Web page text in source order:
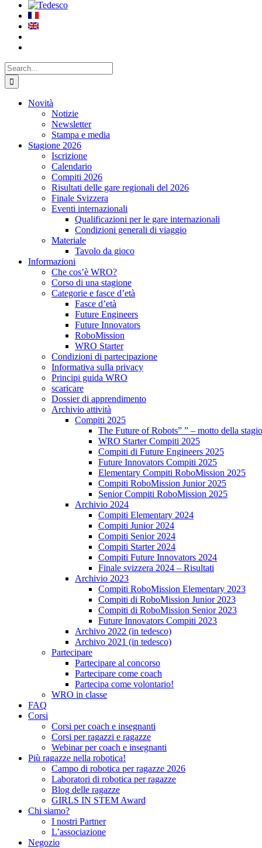
Search
for:
Novità
Notizie
Newsletter
Stampa e media
Stagione 2026
Iscrizione
Calendario
Compiti 2026
Risultati delle gare regionali del 2026
Finale Svizzera
Eventi internazionali
Qualificazioni per le gare internazionali
Condizioni generali di viaggio
Materiale
Tavolo da gioco
Informazioni
Che cos’è WRO?
Corso di una stagione
Categorie e fasce d’età
Fasce d’età
Future Engineers
Future Innovators
RoboMission
WRO Starter
Condizioni di partecipazione
Informativa sulla privacy
Principi guida WRO
scaricare
Dossier di apprendimento
Archivio attività
Compiti 2025
The Future of Robots” ” – motto della
WRO Starter Compiti 2025
Compiti di Future Engineers 2025
Future Innovators Compiti 2025
Elementary Compiti RoboMission 2025
Compiti RoboMission Junior 2025
Senior Compiti RoboMission 2025
Archivio 2024
Compiti Elementary 2024
Compiti Junior 2024
Compiti Senior 2024
Compiti Starter 2024
Compiti Future Innovators 2024
Finale svizzera 2024 – Risultati
Archivio 2023
Compiti RoboMission Elementary 2023
Compiti di RoboMission Junior 2023
Compiti di RoboMission Senior 2023
Future Innovators Compiti 2023
Archivo 2022 (in tedesco)
Archivo 2021 (in tedesco)
Partecipare
Partecipare al concorso
Partecipare come coach
Partecipa come volontario!
WRO in classe
FAQ
Corsi
Corsi per coach e insegnanti
Corsi per ragazzi e ragazze
Webinar per coach e insegnanti
Più ragazze nella robotica!
Campo di robotica per ragazze 2026
Laboratori di robotica per ragazze
Blog delle ragazze
GIRLS IN STEM Award
Chi siamo?
I nostri Partner
L’associazione
Negozio